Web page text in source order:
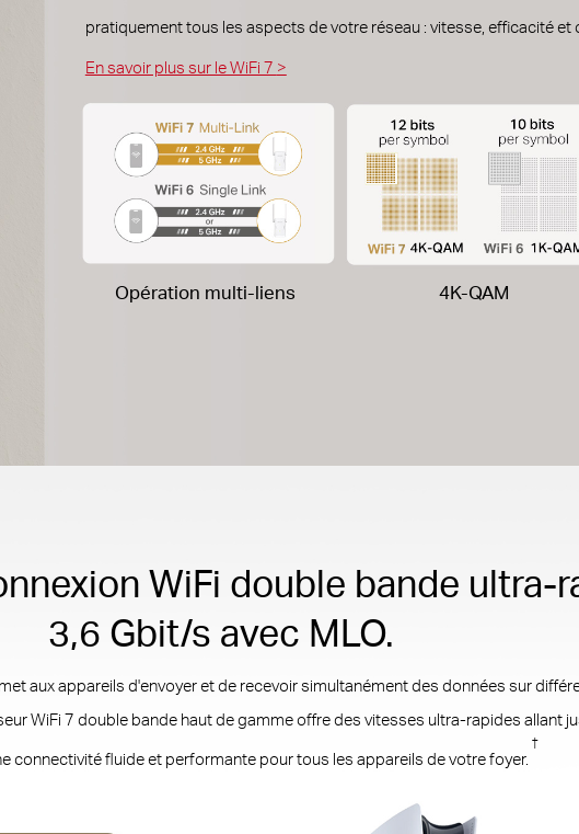
pratiquement tous les aspects de votre réseau : vitesse, efficacité et
En savoir plus sur le WiFi 7 >
Opération multi-liens 4K-QAM
WiFi double bande ultra-
3,6 Gbit/s avec MLO.
aux appareils d'envoyer et de recevoir simultanément des données sur
WiFi 7 double bande haut de gamme offre des vitesses ultra-rapides allant
connectivité fluide et performante pour tous les appareils de votre foyer.
†